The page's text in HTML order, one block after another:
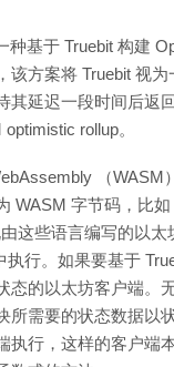
种基于 Truebit 构建
该方案将 Truebit 视
其延迟一段时间后返
rollup。
（WASM
WASM 字节码，比如
这些语言编写的以太
执行。如果要基于
态的以太坊客户端。
所需要的状态数据以
执行，这样的客户端